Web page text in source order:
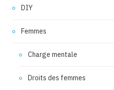
DIY
Femmes
Charge mentale
Droits des femmes